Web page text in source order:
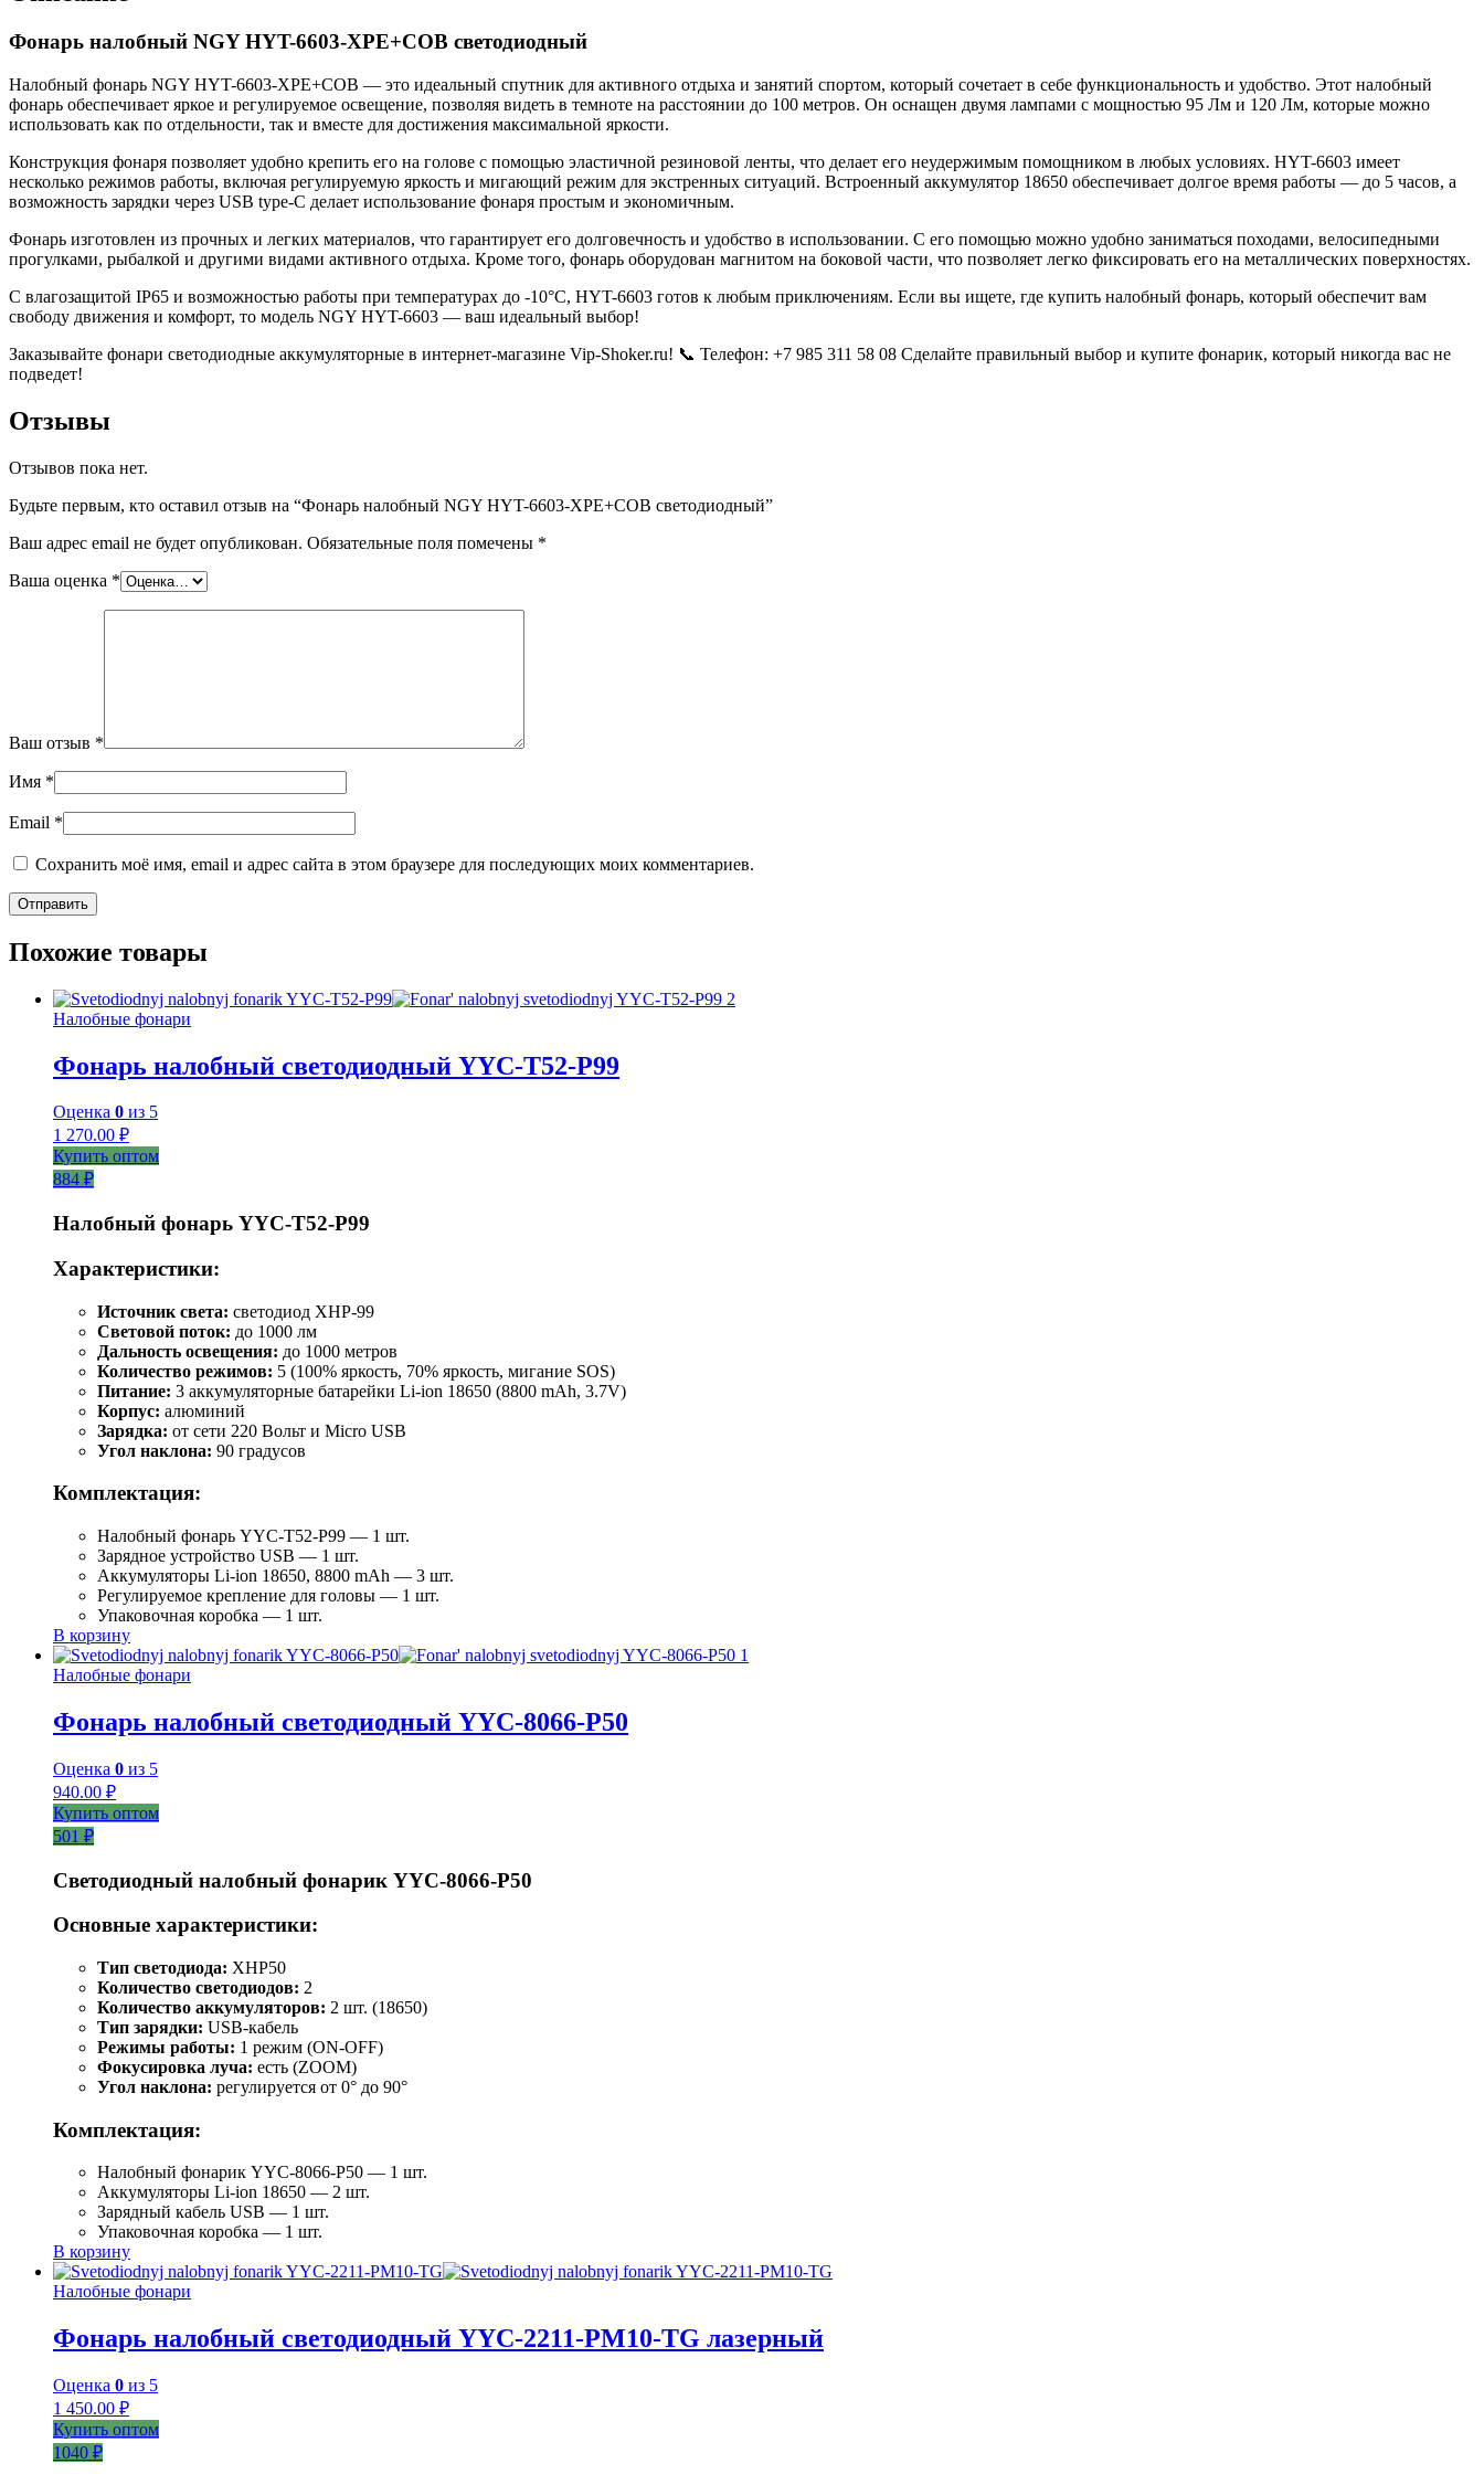
Фонарь налобный NGY HYT-6603-XPE+COB светодиодный
Налобный фонарь NGY HYT-6603-XPE+COB — это идеальный спутник для активного отдыха и занятий спортом, который сочетает в себе функциональность и удобство. Этот налобный
фонарь обеспечивает яркое и регулируемое освещение, позволяя видеть в темноте на расстоянии до 100 метров. Он оснащен двумя лампами с мощностью 95 Лм и 120 Лм, которые можно
использовать как по отдельности, так и вместе для достижения максимальной яркости.
Конструкция фонаря позволяет удобно крепить его на голове с помощью эластичной резиновой ленты, что делает его неудержимым помощником в любых условиях. HYT-6603 имеет
несколько режимов работы, включая регулируемую яркость и мигающий режим для экстренных ситуаций. Встроенный аккумулятор 18650 обеспечивает долгое время работы — до 5 часов, а
возможность зарядки через USB type-C делает использование фонаря простым и экономичным.
Фонарь изготовлен из прочных и легких материалов, что гарантирует его долговечность и удобство в использовании. С его помощью можно удобно заниматься походами, велосипедными
прогулками, рыбалкой и другими видами активного отдыха. Кроме того, фонарь оборудован магнитом на боковой части, что позволяет легко фиксировать его на металлических поверхностях.
С влагозащитой IP65 и возможностью работы при температурах до -10°C, HYT-6603 готов к любым приключениям. Если вы ищете, где купить налобный фонарь, который обеспечит вам
свободу движения и комфорт, то модель NGY HYT-6603 — ваш идеальный выбор!
Заказывайте фонари светодиодные аккумуляторные в интернет-магазине Vip-Shoker.ru! 📞 Телефон: +7 985 311 58 08 Сделайте правильный выбор и купите фонарик, который никогда вас не
подведет!
Отзывы
Отзывов пока нет.
Будьте первым, кто оставил отзыв на “Фонарь налобный NGY HYT-6603-XPE+COB светодиодный”
Ваш адрес email не будет опубликован. Обязательные поля помечены *
Ваша оценка *
Ваш отзыв *
Имя *
Email *
Сохранить моё имя, email и адрес сайта в этом браузере для последующих моих комментариев.
Похожие товары
Налобные фонари
Фонарь налобный светодиодный YYC-T52-P99
Оценка 0 из 5
1 270.00 ₽
Купить оптом
884 ₽
Налобный фонарь YYC-T52-P99
Характеристики:
Источник света: светодиод XHP-99
Световой поток: до 1000 лм
Дальность освещения: до 1000 метров
Количество режимов: 5 (100% яркость, 70% яркость, мигание SOS)
Питание: 3 аккумуляторные батарейки Li-ion 18650 (8800 mAh, 3.7V)
Корпус: алюминий
Зарядка: от сети 220 Вольт и Micro USB
Угол наклона: 90 градусов
Комплектация:
Налобный фонарь YYC-T52-P99 — 1 шт.
Зарядное устройство USB — 1 шт.
Аккумуляторы Li-ion 18650, 8800 mAh — 3 шт.
Регулируемое крепление для головы — 1 шт.
Упаковочная коробка — 1 шт.
В корзину
Налобные фонари
Фонарь налобный светодиодный YYC-8066-P50
Оценка 0 из 5
940.00 ₽
Купить оптом
501 ₽
Светодиодный налобный фонарик YYC-8066-P50
Основные характеристики:
Тип светодиода: XHP50
Количество светодиодов: 2
Количество аккумуляторов: 2 шт. (18650)
Тип зарядки: USB-кабель
Режимы работы: 1 режим (ON-OFF)
Фокусировка луча: есть (ZOOM)
Угол наклона: регулируется от 0° до 90°
Комплектация:
Налобный фонарик YYC-8066-P50 — 1 шт.
Аккумуляторы Li-ion 18650 — 2 шт.
Зарядный кабель USB — 1 шт.
Упаковочная коробка — 1 шт.
В корзину
Налобные фонари
Фонарь налобный светодиодный YYC-2211-PM10-TG лазерный
Оценка 0 из 5
1 450.00 ₽
Купить оптом
1040 ₽